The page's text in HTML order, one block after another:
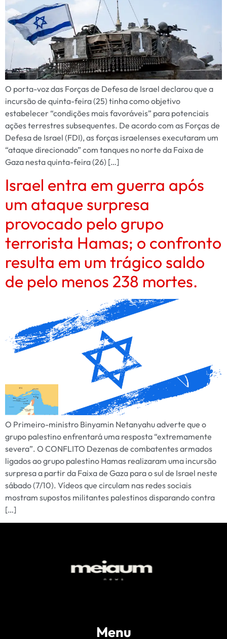
O porta-voz das Forças de Defesa de Israel declarou que a
incursão de quinta-feira (25) tinha como objetivo
estabelecer “condições mais favoráveis” para potenciais
ações terrestres subsequentes. De acordo com as Forças de
Defesa de Israel (FDI), as forças israelenses executaram um
“ataque direcionado” com tanques no norte da Faixa de
Gaza nesta quinta-feira (26) […]
Israel entra em guerra após
um ataque surpresa
provocado pelo grupo
terrorista Hamas; o confronto
resulta em um trágico saldo
de pelo menos 238 mortes.
O Primeiro-ministro Binyamin Netanyahu adverte que o
grupo palestino enfrentará uma resposta “extremamente
severa”. O CONFLITO Dezenas de combatentes armados
ligados ao grupo palestino Hamas realizaram uma incursão
surpresa a partir da Faixa de Gaza para o sul de Israel neste
sábado (7/10). Vídeos que circulam nas redes sociais
mostram supostos militantes palestinos disparando contra
[…]
Menu